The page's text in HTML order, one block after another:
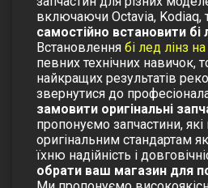
включаючи Octavia, Kodiaq,
самостійно встановити бі
Встановлення бі лед лінз
певних технічних навичок,
найкращих результатів
звернутися до
замовити оригінальні
пропонуємо запчастини,
оригінальним стандартам
їхню надійність і
обрати ваш магазин для